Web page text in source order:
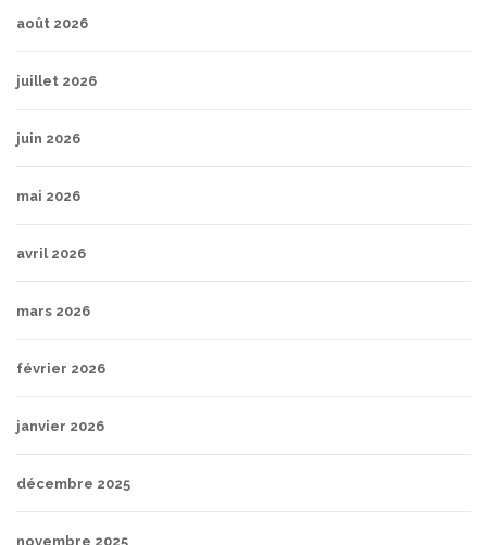
août 2026
juillet 2026
juin 2026
mai 2026
avril 2026
mars 2026
février 2026
janvier 2026
décembre 2025
novembre 2025